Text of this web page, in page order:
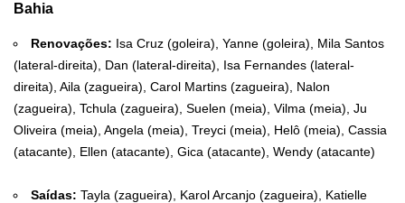
Bahia
Renovações: Isa Cruz (goleira), Yanne (goleira), Mila Santos
(lateral-direita), Dan (lateral-direita), Isa Fernandes (lateral-
direita), Aila (zagueira), Carol Martins (zagueira), Nalon
(zagueira), Tchula (zagueira), Suelen (meia), Vilma (meia), Ju
Oliveira (meia), Angela (meia), Treyci (meia), Helô (meia), Cassia
(atacante), Ellen (atacante), Gica (atacante), Wendy (atacante)
Saídas:Tayla (zagueira), Karol Arcanjo (zagueira), Katielle